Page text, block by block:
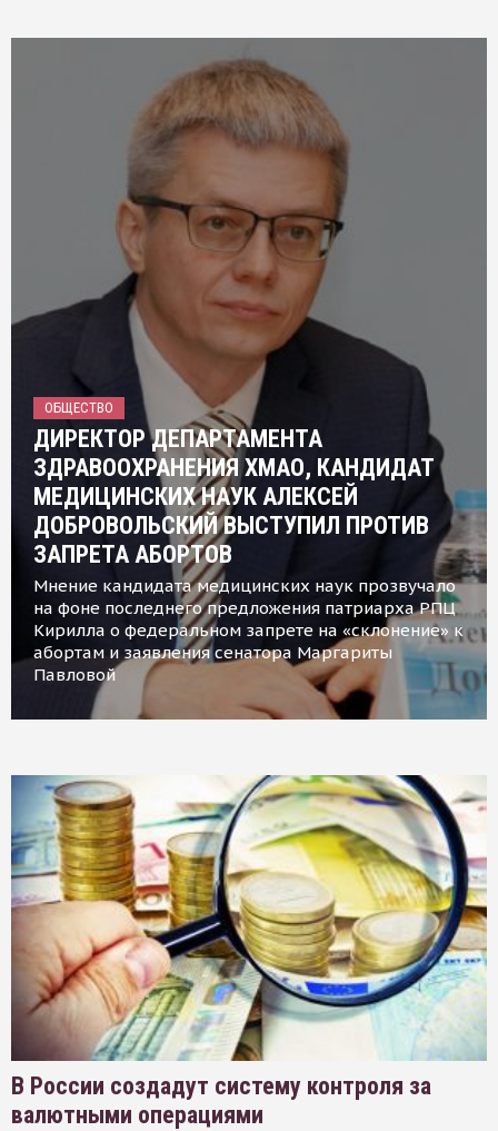
ОБЩЕСТВО
ДИРЕКТОР ДЕПАРТАМЕНТА
ЗДРАВООХРАНЕНИЯ ХМАО, КАНДИДАТ
МЕДИЦИНСКИХ НАУК АЛЕКСЕЙ
ДОБРОВОЛЬСКИЙ ВЫСТУПИЛ ПРОТИВ
ЗАПРЕТА АБОРТОВ
Мнение кандидата медицинских наук прозвучало
на фоне последнего предложения патриарха РПЦ
Кирилла о федеральном запрете на «склонение» к
абортам и заявления сенатора Маргариты
Павловой
В России создадут систему контроля за
валютными операциями